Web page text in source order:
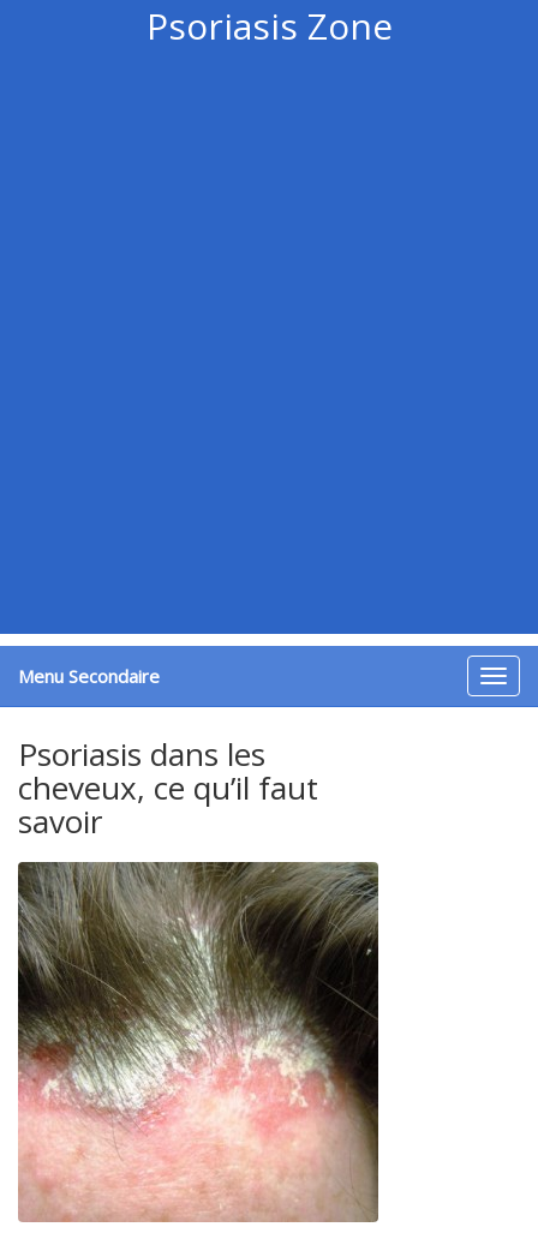
Psoriasis Zone
Menu Secondaire
Psoriasis dans les
cheveux, ce qu’il faut
savoir